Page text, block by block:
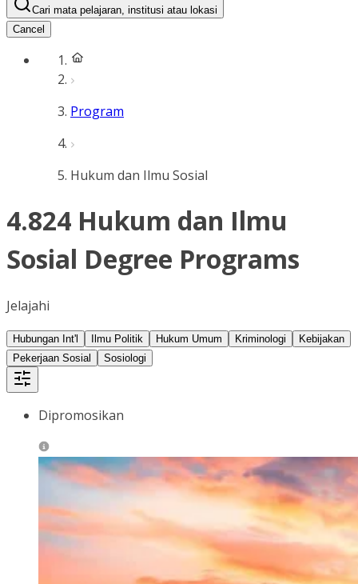
Cari mata pelajaran, institusi atau lokasi
Cancel
Program
Hukum dan Ilmu Sosial
4.824 Hukum dan Ilmu
Sosial Degree Programs
Jelajahi
Hubungan Int'l Ilmu Politik Hukum Umum Kriminologi
Kebijakan
Pekerjaan Sosial
Sosiologi
Dipromosikan